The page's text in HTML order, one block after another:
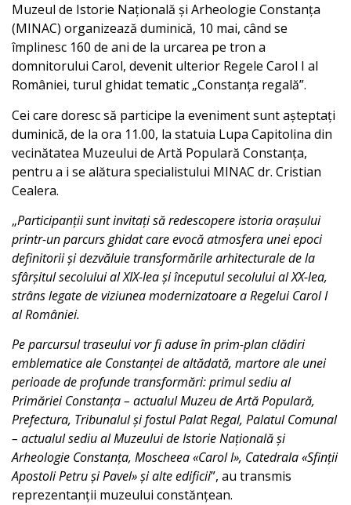
Muzeul de Istorie Națională și Arheologie Constanța
(MINAC) organizează duminică, 10 mai, când se
împlinesc 160 de ani de la urcarea pe tron a
domnitorului Carol, devenit ulterior Regele Carol I al
României, turul ghidat tematic „Constanța regală”.
Cei care doresc să participe la eveniment sunt așteptați
duminică, de la ora 11.00, la statuia Lupa Capitolina din
vecinătatea Muzeului de Artă Populară Constanța,
pentru a i se alătura specialistului MINAC dr. Cristian
Cealera.
„Participanții sunt invitați să redescopere istoria orașului
printr-un parcurs ghidat care evocă atmosfera unei epoci
definitorii și dezvăluie transformările arhitecturale de la
sfârșitul secolului al XIX-lea și începutul secolului al XX-lea,
strâns legate de viziunea modernizatoare a Regelui Carol I
al României.
Pe parcursul traseului vor fi aduse în prim-plan clădiri
emblematice ale Constanței de altădată, martore ale unei
perioade de profunde transformări: primul sediu al
Primăriei Constanța – actualul Muzeu de Artă Populară,
Prefectura, Tribunalul și fostul Palat Regal, Palatul Comunal
– actualul sediu al Muzeului de Istorie Națională și
Arheologie Constanța, Moscheea «Carol I», Catedrala «Sfinții
Apostoli Petru și Pavel» și alte edificii”, au transmis
reprezentanții muzeului constănțean.